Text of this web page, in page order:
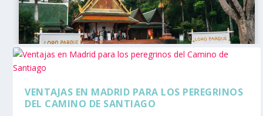
VENTAJAS EN MADRID PARA LOS PEREGRINOS
DEL CAMINO DE SANTIAGO